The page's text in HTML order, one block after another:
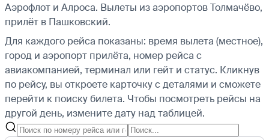
Аэрофлот и Алроса. Вылеты из аэропортов Толмачёво,
прилёт в Пашковский.
Для каждого рейса показаны: время вылета (местное),
город и аэропорт прилёта, номер рейса с
авиакомпанией, терминал или гейт и статус. Кликнув
по рейсу, вы откроете карточку с деталями и сможете
перейти к поиску билета. Чтобы посмотреть рейсы на
другой день, измените дату над таблицей.